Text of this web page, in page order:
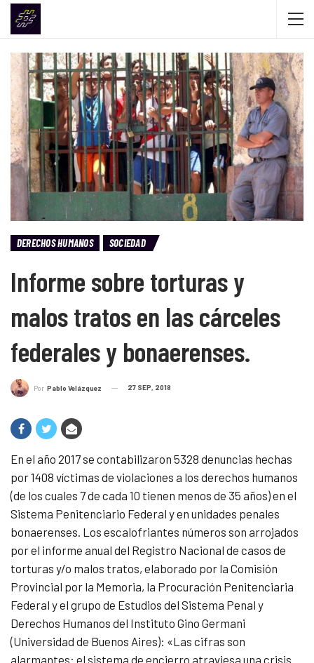
DERECHOS HUMANOS SOCIEDAD
Informe sobre torturas y
malos tratos en las cárceles
federales y bonaerenses.
Por Pablo Velázquez 27 SEP, 2018
En el año 2017 se contabilizaron 5328 denuncias hechas
por 1408 víctimas de violaciones a los derechos humanos
(de los cuales 7 de cada 10 tienen menos de 35 años) en el
Sistema Penitenciario Federal y en unidades penales
bonaerenses. Los escalofriantes números son arrojados
por el informe anual del Registro Nacional de casos de
torturas y/o malos tratos, elaborado por la Comisión
Provincial por la Memoria, la Procuración Penitenciaria
Federal y el grupo de Estudios del Sistema Penal y
Derechos Humanos del Instituto Gino Germani
(Universidad de Buenos Aires): «Las cifras son
alarmantes: el sistema de encierro atraviesa una crisis